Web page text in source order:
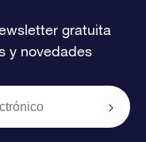
gratuita
y novedades